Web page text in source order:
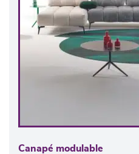
Canapé modulable